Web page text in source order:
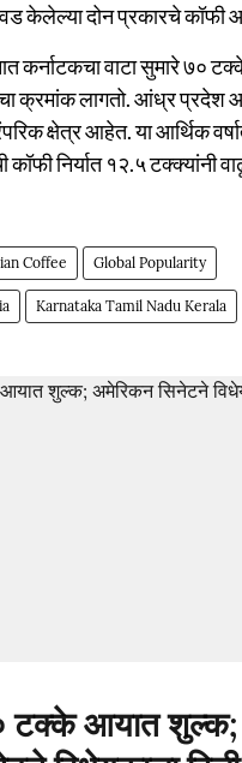
केलेल्या दोन प्रकारचे कॉफी
कर्नाटकचा वाटा सुमारे ७०
क्रमांक लागतो. आंध्र प्रदेश
क्षेत्र आहेत. या आर्थिक
कॉफी निर्यात १२.५ टक्क्यांनी
Coffee Global Popularity
Karnataka Tamil Nadu Kerala
टक्के आयात शुल्क;